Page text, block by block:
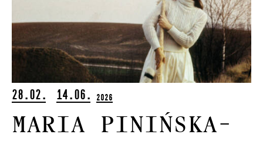
28.02. 14.06. 2026
Maria Pinińska-